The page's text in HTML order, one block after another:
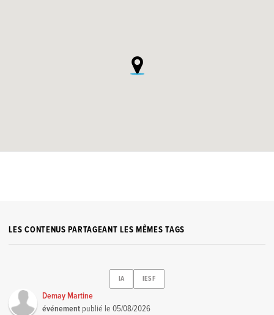
LES CONTENUS PARTAGEANT LES MÊMES TAGS
IA IESF
Demay Martine
événement publié le05/08/2026